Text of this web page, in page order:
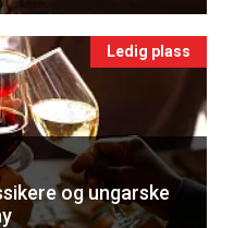
Ledig plass
og ungarske